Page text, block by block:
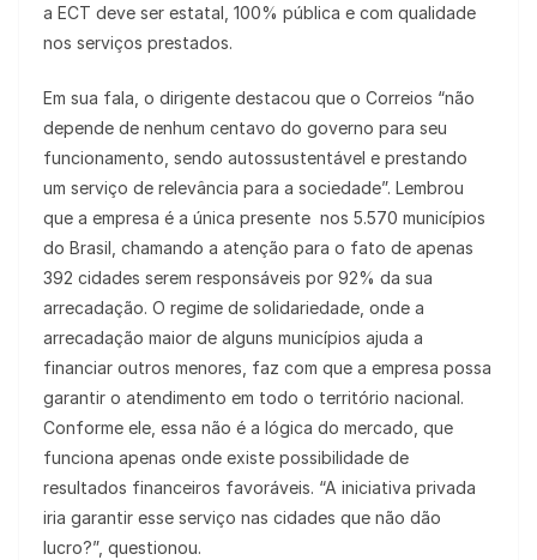
a ECT deve ser estatal, 100% pública e com qualidade
nos serviços prestados.
Em sua fala, o dirigente destacou que o Correios “não
depende de nenhum centavo do governo para seu
funcionamento, sendo autossustentável e prestando
um serviço de relevância para a sociedade”. Lembrou
que a empresa é a única presente nos 5.570 municípios
do Brasil, chamando a atenção para o fato de apenas
392 cidades serem responsáveis por 92% da sua
arrecadação. O regime de solidariedade, onde a
arrecadação maior de alguns municípios ajuda a
financiar outros menores, faz com que a empresa possa
garantir o atendimento em todo o território nacional.
Conforme ele, essa não é a lógica do mercado, que
funciona apenas onde existe possibilidade de
resultados financeiros favoráveis. “A iniciativa privada
iria garantir esse serviço nas cidades que não dão
lucro?”, questionou.